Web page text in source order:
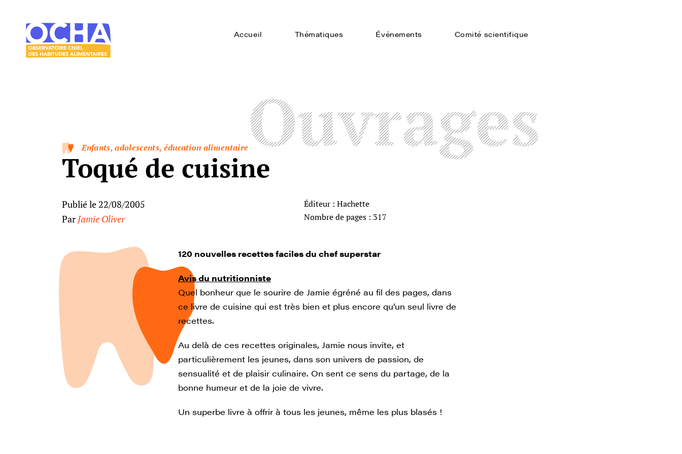
Accueil Thématiques Événements Comité scientifique
Ouvrages
Enfants, adolescents, éducation alimentaire
Toqué de cuisine
Publié le 22/08/2005
Par Jamie Oliver
Éditeur : Hachette
Nombre de pages : 317
120 nouvelles recettes faciles du chef superstar
Avis du nutritionniste
Quel bonheur que le sourire de Jamie égréné au fil des pages, dans
ce livre de cuisine qui est très bien et plus encore qu’un seul livre de
recettes.
Au delà de ces recettes originales, Jamie nous invite, et
particulièrement les jeunes, dans son univers de passion, de
sensualité et de plaisir culinaire. On sent ce sens du partage, de la
bonne humeur et de la joie de vivre.
Un superbe livre à offrir à tous les jeunes, même les plus blasés !